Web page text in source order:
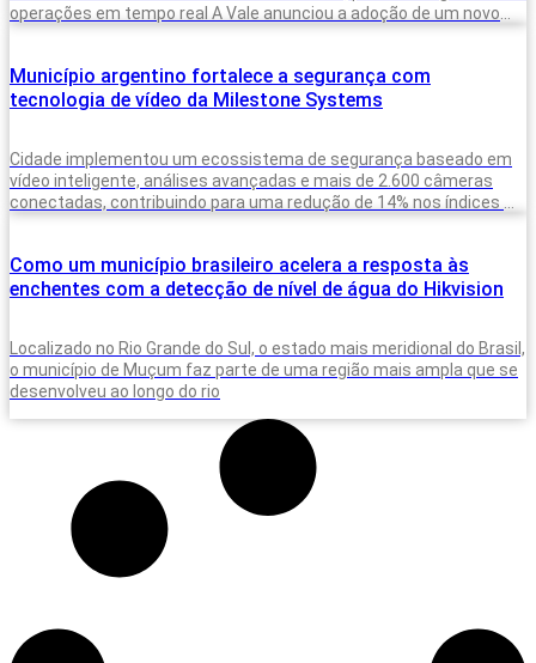
operações em tempo real A Vale anunciou a adoção de um novo
Município argentino fortalece a segurança com
tecnologia de vídeo da Milestone Systems
Cidade implementou um ecossistema de segurança baseado em
vídeo inteligente, análises avançadas e mais de 2.600 câmeras
conectadas, contribuindo para uma redução de 14% nos índices de
Como um município brasileiro acelera a resposta às
enchentes com a detecção de nível de água do Hikvision
Localizado no Rio Grande do Sul, o estado mais meridional do Brasil,
o município de Muçum faz parte de uma região mais ampla que se
desenvolveu ao longo do rio